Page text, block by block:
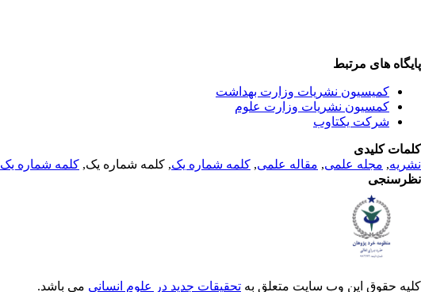
پایگاه های مرتبط
کمیسیون نشریات وزارت بهداشت
کمسیون نشریات وزارت علوم
شرکت یکتاوب
کلمات کلیدی
نشریه, مجله علمی, مقاله علمی, کلمه شماره یک, کلمه شماره یک, کلمه شماره یک
نظرسنجی
کلیه حقوق این وب سایت متعلق به تحقیقات جدید در علوم انسانی می باشد.